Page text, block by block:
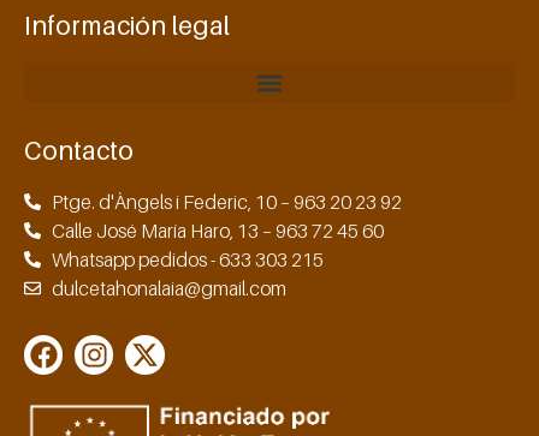
Información legal
Contacto
Ptge. d'Àngels i Federic, 10 – 963 20 23 92
Calle José María Haro, 13 – 963 72 45 60
Whatsapp pedidos - 633 303 215
dulcetahonalaia@gmail.com